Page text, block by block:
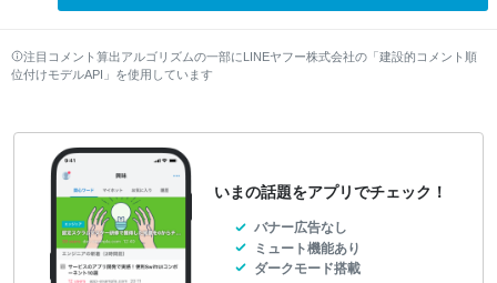
注目コメント算出アルゴリズムの一部にLINEヤフー株式会社の「建設的コメント順
位付けモデルAPI」を使用しています
いまの話題をアプリでチェック！
バナー広告なし
ミュート機能あり
ダークモード搭載